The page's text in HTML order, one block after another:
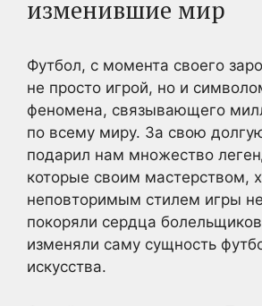
изменившие мир
Футбол, с момента своего
не просто игрой, но и
феномена, связывающего
по всему миру. За свою
подарил нам множество
которые своим мастерством,
неповторимым стилем игры
покоряли сердца
изменяли саму сущность
искусства.